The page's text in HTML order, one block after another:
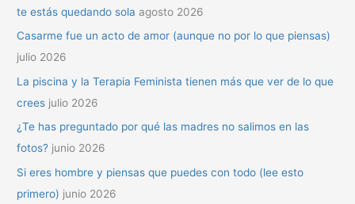
te estás quedando sola agosto 2026
Casarme fue un acto de amor (aunque no por lo que piensas)
julio 2026
La piscina y la Terapia Feminista tienen más que ver de lo que
crees julio 2026
¿Te has preguntado por qué las madres no salimos en las
fotos? junio 2026
Si eres hombre y piensas que puedes con todo (lee esto
primero) junio 2026